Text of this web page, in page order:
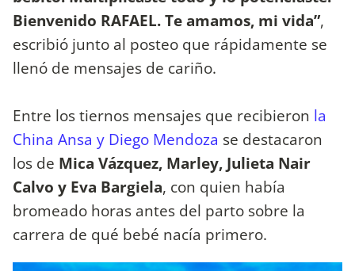
Bienvenido RAFAEL. Te amamos, mi vida”,
escribió junto al posteo que rápidamente se
llenó de mensajes de cariño.
Entre los tiernos mensajes que recibieron la
China Ansa y Diego Mendoza se destacaron
los de Mica Vázquez, Marley, Julieta Nair
Calvo y Eva Bargiela, con quien había
bromeado horas antes del parto sobre la
carrera de qué bebé nacía primero.